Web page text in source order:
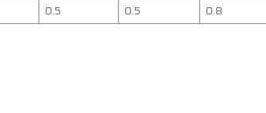
0.5 0.5 0.8